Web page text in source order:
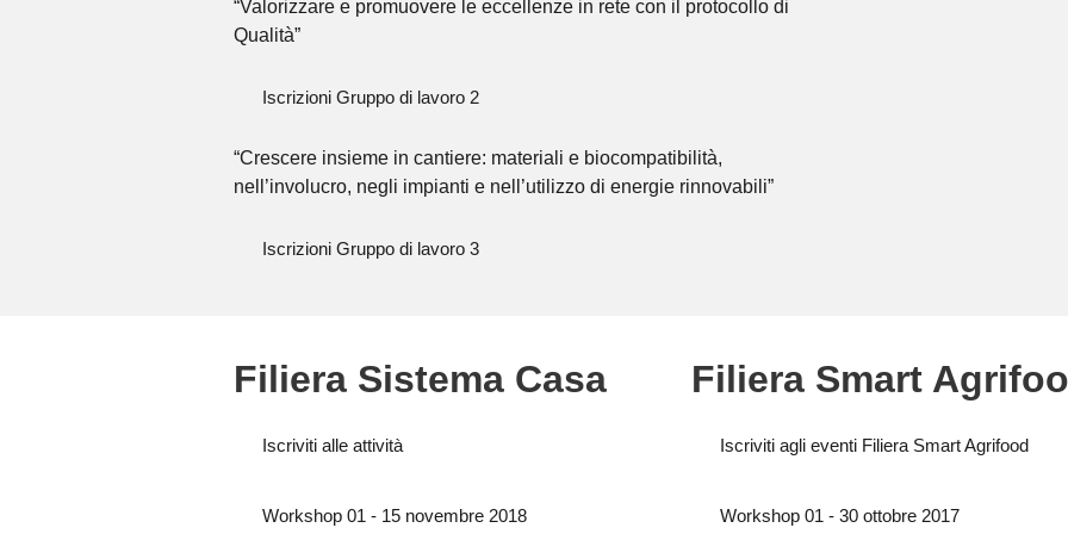
“Valorizzare e promuovere le eccellenze in rete con il protocollo di
Qualità”
Iscrizioni Gruppo di lavoro 2
“Crescere insieme in cantiere: materiali e biocompatibilità,
nell’involucro, negli impianti e nell’utilizzo di energie rinnovabili”
Iscrizioni Gruppo di lavoro 3
Filiera Sistema Casa
Iscriviti alle attività
Workshop 01 - 15 novembre 2018
Filiera Smart
Iscriviti agli eventi Filiera Smart Agrifood
Workshop 01 - 30 ottobre 2017